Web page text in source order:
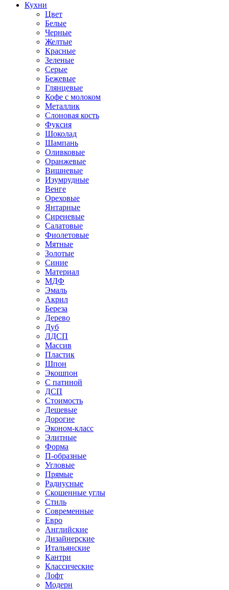
Кухни
Цвет
Белые
Черные
Желтые
Красные
Зеленые
Серые
Бежевые
Глянцевые
Кофе с молоком
Металлик
Слоновая кость
Фуксия
Шоколад
Шампань
Оливковые
Оранжевые
Вишневые
Изумрудные
Венге
Ореховые
Янтарные
Сиреневые
Салатовые
Фиолетовые
Мятные
Золотые
Синие
Материал
МДФ
Эмаль
Акрил
Береза
Дерево
Дуб
ЛДСП
Массив
Пластик
Шпон
Экошпон
С патиной
ДСП
Стоимость
Дешевые
Дорогие
Эконом-класс
Элитные
Форма
П-образные
Угловые
Прямые
Радиусные
Скошенные углы
Стиль
Современные
Евро
Английские
Дизайнерские
Итальянские
Кантри
Классические
Лофт
Модерн